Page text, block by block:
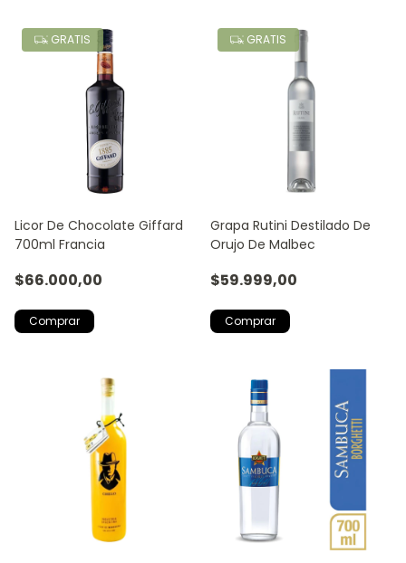
GRATIS
Licor De Chocolate Giffard
700ml Francia
$66.000,00
GRATIS
Grapa Rutini Destilado De
Orujo De Malbec
$59.999,00